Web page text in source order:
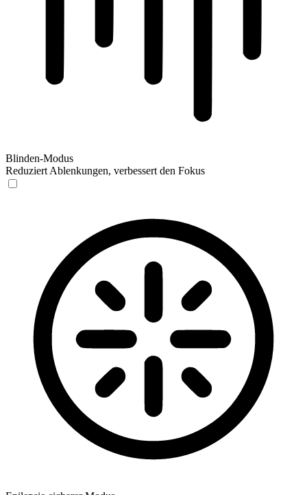
Blinden-Modus
Reduziert Ablenkungen, verbessert den Fokus